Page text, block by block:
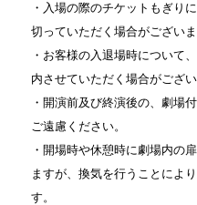
・入場の際のチケットもぎり
切っていただく場合がございま
・お客様の入退場時について
内させていただく場合がござい
・開演前及び終演後の、劇場
ご遠慮ください。
・開場時や休憩時に劇場内の
ますが、換気を行うことによ
す。